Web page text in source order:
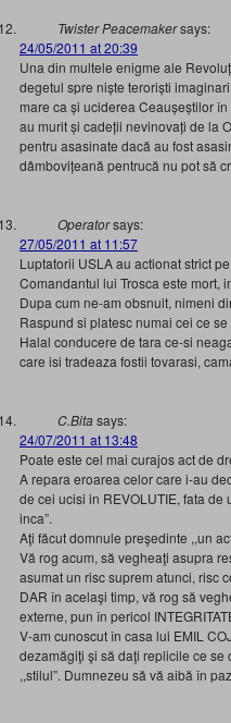
Twister Peacemakersays:
24/05/2011 at 20:39
Una din multele enigme ale
degetul spre niște teroriști
mare ca și uciderea Ceaușeștilor
au murit și cadeții nevinovați de la
pentru asasinate dacă au fost
dâmbovițeană pentrucă nu pot să
Operatorsays:
27/05/2011 at 11:57
Luptatorii USLA au actionat strict
Comandantul lui Trosca este mort,
Dupa cum ne-am obsnuit, nimeni
Raspund si platesc numai cei ce
Halal conducere de tara ce-si
care isi tradeaza fostii tovarasi,
C.Bitasays:
24/07/2011 at 13:48
Poate este cel mai curajos act de
A repara eroarea celor care i-au
de cei ucisi in REVOLUTIE, fata
inca”.
Aţi făcut domnule preşedinte ,,un
Vă rog acum, să vegheaţi asupra
asumat un risc suprem atunci, risc
DAR în acelaşi timp, vă rog să
externe, pun în pericol
V-am cunoscut în casa lui EMIL
dezamăgiţi şi să daţi replicile ce
,,stilul”. Dumnezeu să vă aibă în